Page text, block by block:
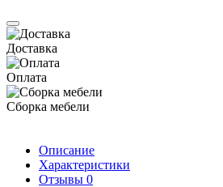
Доставка
Оплата
Сборка мебели
Описание
Характеристики
Отзывы 0